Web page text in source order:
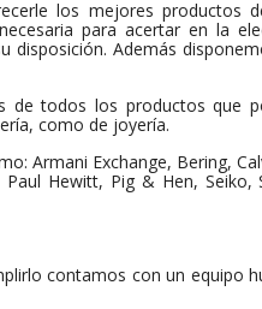
los mejores productos
para acertar en la
disposición. Además
de todos los productos que
como de joyería.
Armani Exchange, Bering,
Hewitt, Pig & Hen, Seiko,
contamos con un equipo